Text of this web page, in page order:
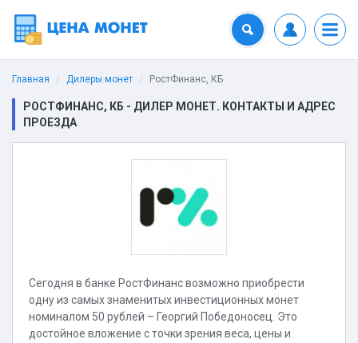
Главная Дилеры монет РостФинанс, КБ
РОСТФИНАНС, КБ - ДИЛЕР МОНЕТ. КОНТАКТЫ И АДРЕС
ПРОЕЗДА
Сегодня в банке РостФинанс возможно приобрести
одну из самых знаменитых инвестиционных монет
номиналом 50 рублей – Георгий Победоносец. Это
достойное вложение с точки зрения веса, цены и